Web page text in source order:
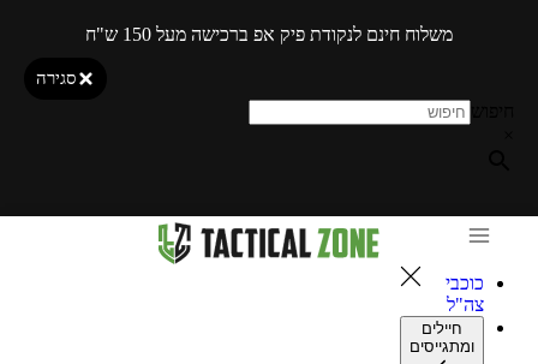
משלוח חינם לנקודת פיק אפ ברכישה מעל 150 ש"ח
סגירה
כוכבי
צה"ל
חיילים
ומתגייסים